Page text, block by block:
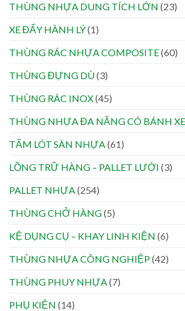
THÙNG NHỰA DUNG TÍCH LỚN (23)
XE ĐẨY HÀNH LÝ(1)
THÙNG RÁC NHỰA COMPOSITE(60)
THÙNG ĐỰNG DÙ(3)
THÙNG RÁC INOX(45)
THÙNG NHỰA ĐA NĂNG CÓ BÁNH XE
TẤM LÓT SÀN NHỰA(61)
LỒNG TRỮ HÀNG – PALLET LƯỚI (3)
PALLET NHỰA(254)
THÙNG CHỞ HÀNG(5)
KỆ DỤNG CỤ – KHAY LINH KIỆN (6)
THÙNG NHỰA CÔNG NGHIỆP(42)
THÙNG PHUY NHỰA(7)
PHỤ KIỆN (14)